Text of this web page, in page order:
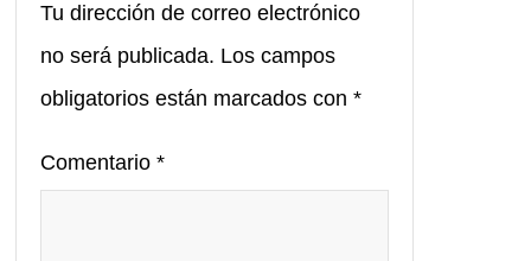
Tu dirección de correo electrónico
no será publicada. Los campos
obligatorios están marcados con *
Comentario *